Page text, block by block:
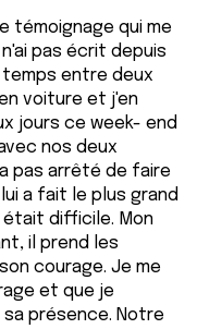
témoignage qui me
pas écrit depuis
entre deux
voiture et j'en
jours ce week- end
nos deux
pas arrêté de faire
a fait le plus grand
était difficile. Mon
il prend les
courage. Je me
et que je
sa présence. Notre